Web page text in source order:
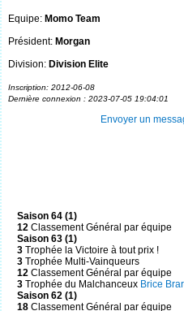
Equipe: Momo Team
Président: Morgan
Division: Division Elite
Inscription: 2012-06-08
Dernière connexion : 2023-07-05 19:04:01
Envoyer un
Saison 64 (1)
12 Classement Général par équipe
Saison 63 (1)
3 Trophée la Victoire à tout prix !
3 Trophée Multi-Vainqueurs
12 Classement Général par équipe
3 Trophée du Malchanceux Brice
Saison 62 (1)
18 Classement Général par équipe